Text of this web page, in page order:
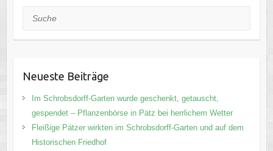
Suche
Neueste Beiträge
Im Schrobsdorff-Garten wurde geschenkt, getauscht,
gespendet – Pflanzenbörse in Pätz bei herrlichem Wetter
Fleißige Pätzer wirkten im Schrobsdorff-Garten und auf dem
Historischen Friedhof